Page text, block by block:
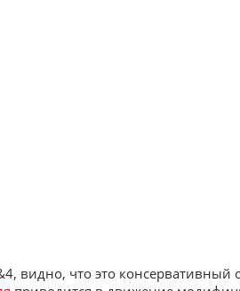
видно, что это